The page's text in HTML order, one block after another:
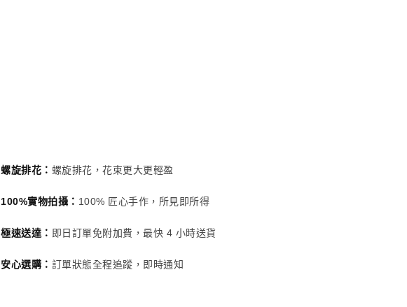
螺旋排花： 螺旋排花，花束更大更輕盈
100%實物拍攝： 100% 匠心手作，所見即所得
極速送達： 即日訂單免附加費，最快 4 小時送貨
安心選購： 訂單狀態全程追蹤，即時通知